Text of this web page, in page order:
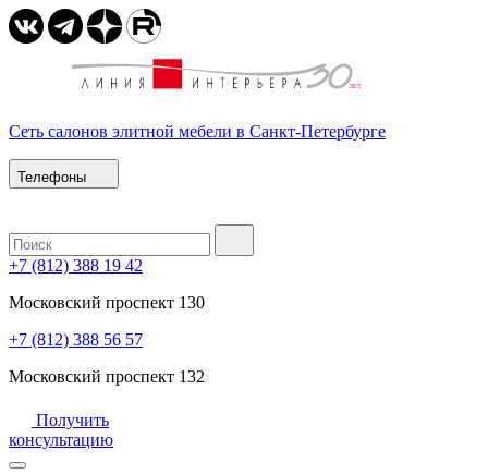
Сеть салонов элитной мебели в Санкт-Петербурге
Телефоны
+7 (812) 388 19 42
Московский проспект 130
+7 (812) 388 56 57
Московский проспект 132
Получить
консультацию